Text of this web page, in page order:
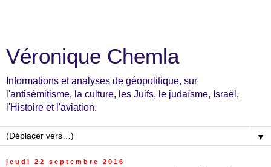
Véronique Chemla
Informations et analyses de géopolitique, sur
l'antisémitisme, la culture, les Juifs, le judaïsme, Israël,
l'Histoire et l'aviation.
▼
jeudi 22 septembre 2016